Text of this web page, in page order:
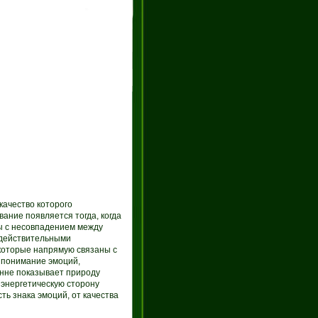
которого
появляется тогда, когда
с несовпадением между
напрямую связаны с
понимание эмоций,
показывает природу
сторону
знака эмоций, от качества